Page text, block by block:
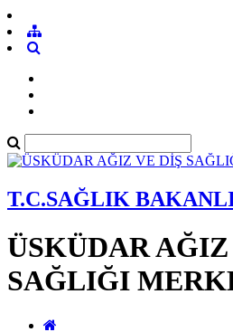
T.C.SAĞLIK
ÜSKÜDAR
SAĞLIĞI